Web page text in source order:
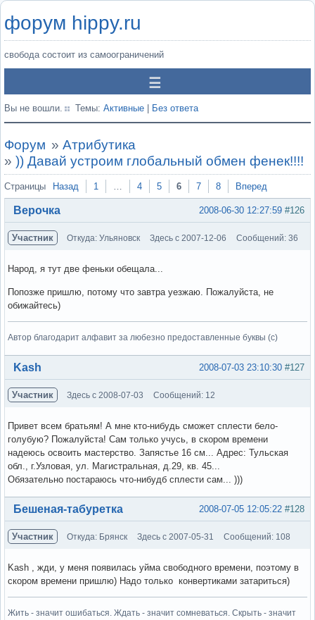
форум hippy.ru
свобода состоит из самоограничений
Вы не вошли. Темы: Активные Без ответа
Форум » Атрибутика
» )) Давай устроим глобальный обмен фенек!!!!
Страницы Назад 1 … 4 5 6 7 8 Вперед
#126
2008-06-30 12:27:59
Верочка
Участник Откуда: Ульяновск Здесь с 2007-12-06 Сообщений: 36
Народ, я тут две феньки обещала...
Попозже пришлю, потому что завтра уезжаю. Пожалуйста, не
обижайтесь)
Автор благодарит алфавит за любезно предоставленные буквы (с)
Вне форума #127
2008-07-03 23:10:30
Kash
Участник Здесь с 2008-07-03 Сообщений: 12
Привет всем братьям! А мне кто-нибудь сможет сплести бело-
голубую? Пожалуйста! Сам только учусь, в скором времени
надеюсь освоить мастерство. Запястье 16 см... Адрес: Тульская
обл., г.Узловая, ул. Магистральная, д.29, кв. 45...
Обязательно постараюсь что-нибудб сплести сам... )))
Вне форума #128
2008-07-05 12:05:22
Бешеная-табуретка
Участник Откуда: Брянск Здесь с 2007-05-31 Сообщений: 108
Kash , жди, у меня появилась уйма свободного времени, поэтому в
скором времени пришлю) Надо только конвертиками затариться)
Жить - значит ошибаться. Ждать - значит сомневаться. Скрыть - значит